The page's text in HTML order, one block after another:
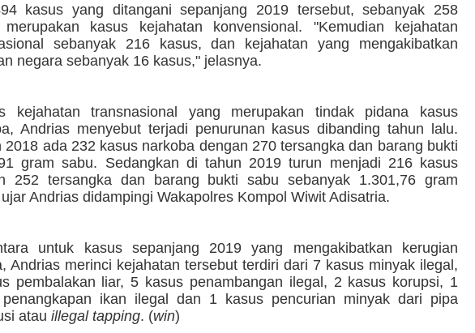
kasus yang ditangani sepanjang 2019 tersebut, sebanyak 258
merupakan kasus kejahatan konvensional. "Kemudian kejahatan
sebanyak 216 kasus, dan kejahatan yang mengakibatkan
negara sebanyak 16 kasus," jelasnya.
kejahatan transnasional yang merupakan tindak pidana kasus
Andrias menyebut terjadi penurunan kasus dibanding tahun lalu.
2018 ada 232 kasus narkoba dengan 270 tersangka dan barang bukti
gram sabu. Sedangkan di tahun 2019 turun menjadi 216 kasus
252 tersangka dan barang bukti sabu sebanyak 1.301,76 gram
Andrias didampingi Wakapolres Kompol Wiwit Adisatria.
untuk kasus sepanjang 2019 yang mengakibatkan kerugian
Andrias merinci kejahatan tersebut terdiri dari 7 kasus minyak ilegal,
pembalakan liar, 5 kasus penambangan ilegal, 2 kasus korupsi, 1
ikan ilegal dan 1 kasus pencurian minyak dari pipa
atau illegal tapping. (win)